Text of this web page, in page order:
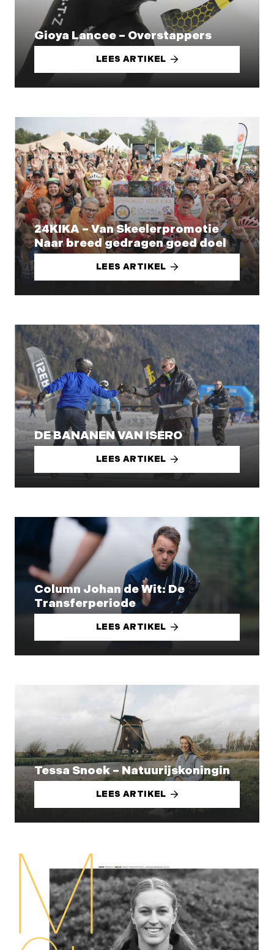
Gioya Lancee – Overstappers
LEES ARTIKEL
24KIKA – Van Skeelerpromotie
Naar breed gedragen goed doel
LEES ARTIKEL
DE BANANEN VAN ISERO
LEES ARTIKEL
Column Johan de Wit: De
Transferperiode
LEES ARTIKEL
Tessa Snoek – Natuurijskoningin
LEES ARTIKEL